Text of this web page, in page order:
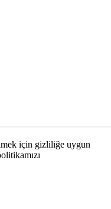
için gizliliğe uygun